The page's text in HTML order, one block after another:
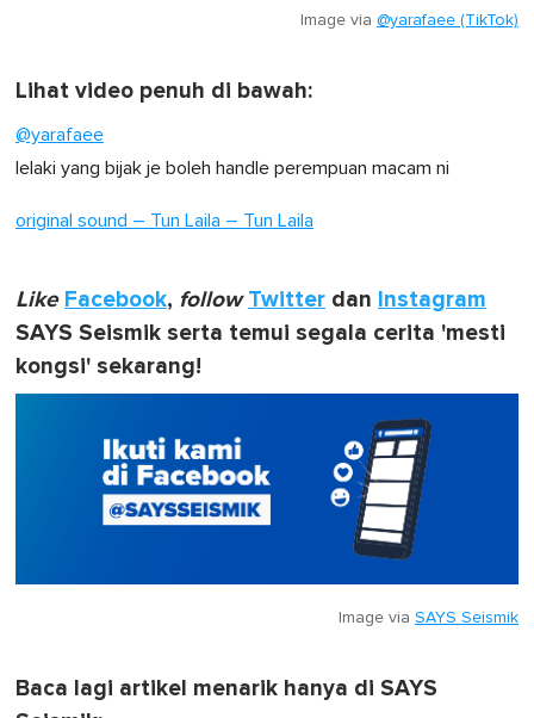
Image via @yarafaee (TikTok)
Lihat video penuh di bawah:
@yarafaee
lelaki yang bijak je boleh handle perempuan macam ni
original sound – Tun Laila – Tun Laila
Like Facebook, follow Twitter dan Instagram
SAYS Seismik serta temui segala cerita 'mesti
kongsi' sekarang!
Image via SAYS Seismik
Baca lagi artikel menarik hanya di SAYS